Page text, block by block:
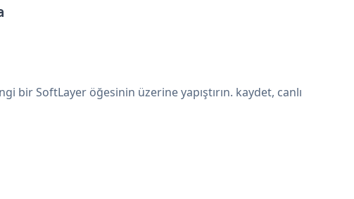
SoftLayer öğesinin üzerine yapıştırın. kaydet, canlı